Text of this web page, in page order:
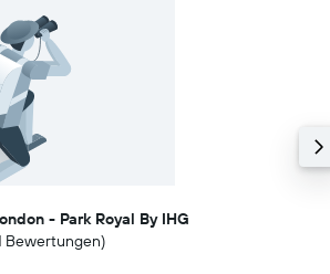
- Park Royal By IHG
Bewertungen)